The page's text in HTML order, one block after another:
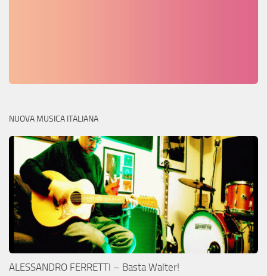
NUOVA MUSICA ITALIANA
ALESSANDRO FERRETTI – Basta Walter!